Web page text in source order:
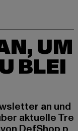
UM
BLEI
an und
aktuelle Tre